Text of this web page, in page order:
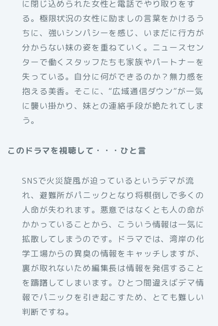
に閉じ込められた女性と電話でやり取りをす
る。極限状況の女性に励ましの言葉をかけるう
ちに、強いシンパシーを感じ、いまだに行方が
分からない妹の姿を重ねていく。ニュースセン
ターで働くスタッフたちも家族やパートナーを
失っている。自分に何ができるのか？無力感を
抱える美香。そこに、“広域通信ダウン”が一気
に襲い掛かり、妹との連絡手段が絶たれてしま
う。
このドラマを視聴して・・・ひと言
SNSで火災旋風が迫っているというデマが流
れ、避難所がパニックとなり将棋倒しで多くの
人命が失われます。悪意ではなくとも人の命が
かかっていることから、こういう情報は一気に
拡散してしまうのです。ドラマでは、湾岸の化
学工場からの異臭の情報をキャッチしますが、
裏が取れないため編集長は情報を発信すること
を躊躇してしまいます。ひとつ間違えばデマ情
報でパニックを引き起こすため、とても難しい
判断ですね。